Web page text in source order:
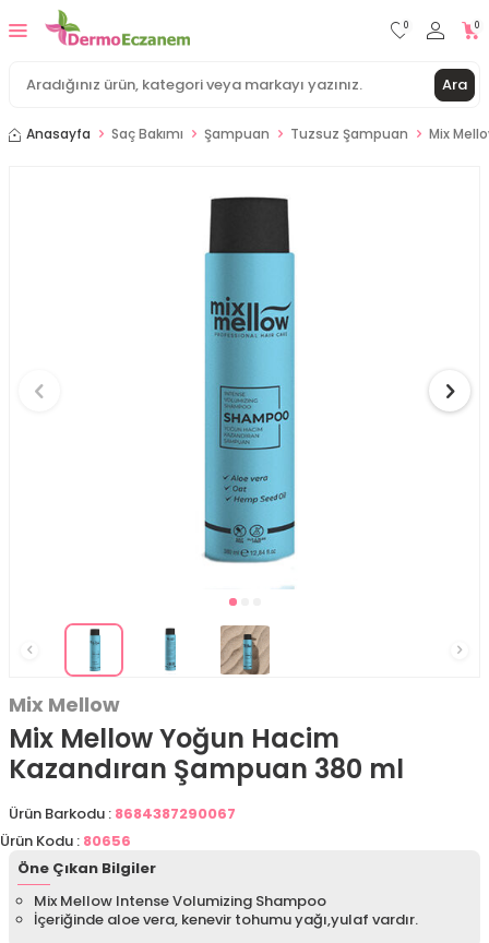
Ara
0 0
Anasayfa Saç Bakımı Şampuan Tuzsuz Şampuan Mix
Mix Mellow
Mix Mellow Yoğun Hacim
Kazandıran Şampuan 380 ml
Ürün Barkodu : 8684387290067
Ürün Kodu : 80656
Öne Çıkan Bilgiler
Mix Mellow Intense Volumizing Shampoo
İçeriğinde aloe vera, kenevir tohumu yağı,yulaf vardır.